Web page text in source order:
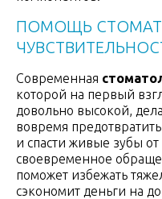
ПОМОЩЬ
Современная
которой на первый
довольно высокой,
вовремя
и спасти живые зубы
своевременное
поможет избежать
сэкономит деньги на